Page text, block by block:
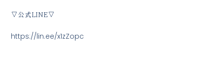
▽公式LINE▽
https://lin.ee/x1zZopc